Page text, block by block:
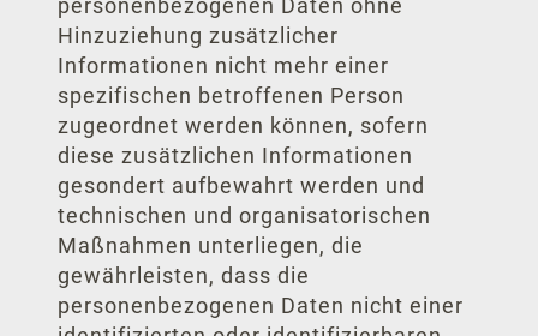
personenbezogenen Daten ohne
Hinzuziehung zusätzlicher
Informationen nicht mehr einer
spezifischen betroffenen Person
zugeordnet werden können, sofern
diese zusätzlichen Informationen
gesondert aufbewahrt werden und
technischen und organisatorischen
Maßnahmen unterliegen, die
gewährleisten, dass die
personenbezogenen Daten nicht einer